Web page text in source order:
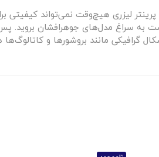
لیزری هیچ‌وقت نمی‌تواند کیفیتی
به سراغ مدل‌های جوهرافشان بروید.
گرافیکی مانند بروشورها و